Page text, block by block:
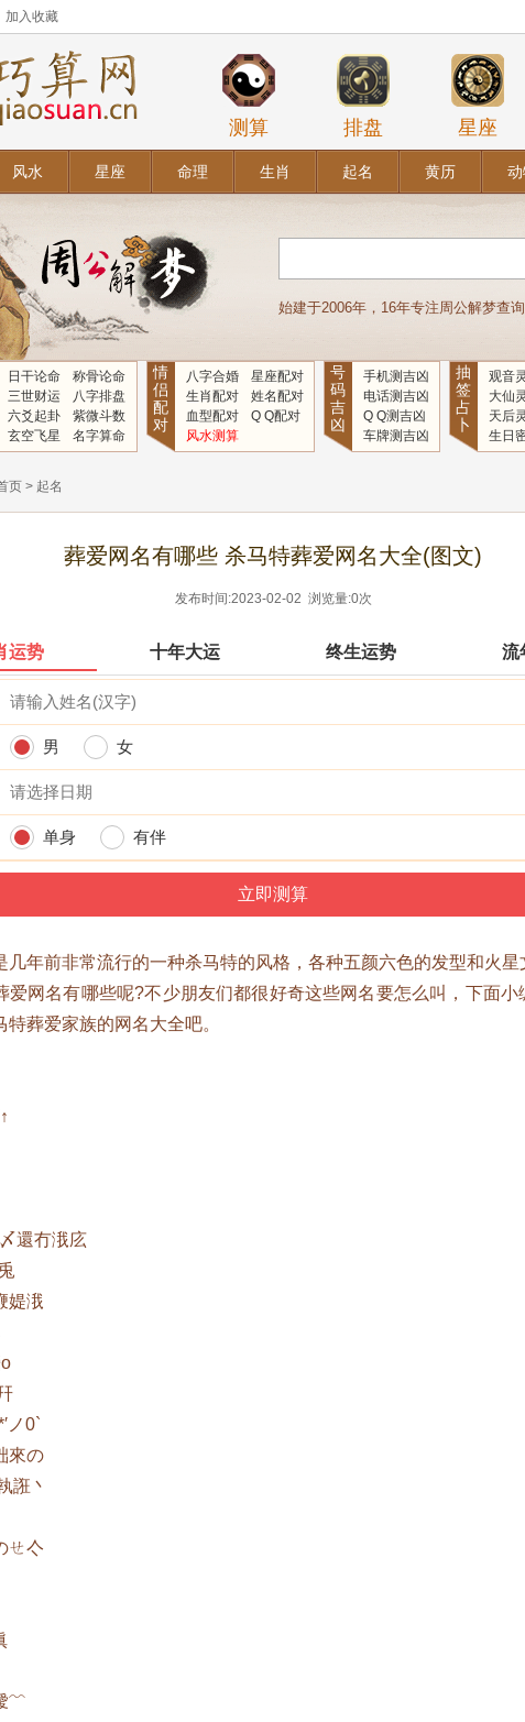
加入收藏
测算 排盘 星座
风水 星座 命理 生肖 起名 黄历
始建于2006年，16年专注周公解梦查
日干论命
称骨论命
三世财运
八字排盘
六爻起卦
紫微斗数
玄空飞星 名字算命
情
侣
配
对
八字合婚
星座配对
生肖配对
姓名配对
血型配对
Q Q配对
风水测算
号
码
吉
凶
手机测吉凶
电话测吉凶
Q Q测吉凶
车牌测吉凶
抽
签
占
卜
观音
大仙
天后
生日
页 > 起名
葬爱网名有哪些 杀马特葬爱网名大全(图文)
发布时间:2023-02-02 浏览量:0次
运势 十年大运 终生运势 流
男 女
单身 有伴
几年前非常流行的一种杀马特的风格，各种五颜六色的发型和火星
爱网名有哪些呢?不少朋友们都很好奇这些网名要怎么叫，下面小
特葬爱家族的网名大全吧。
還冇涐庅
媞涐
ノ0`
來の
誑丶
ㄝ亽
﹌